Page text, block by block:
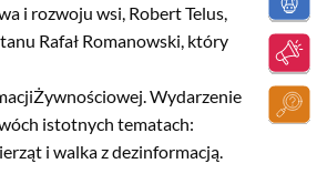
i rozwoju wsi, Robert Telus,
Rafał Romanowski, który
Wydarzenie
istotnych tematach:
i walka z dezinformacją.